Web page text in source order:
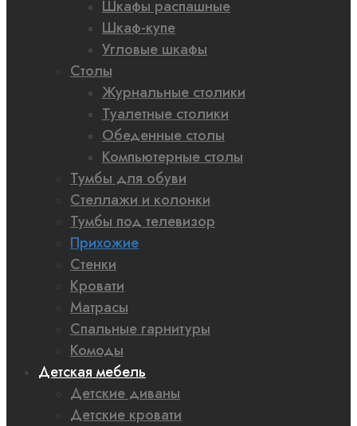
Шкафы распашные
Шкаф-купе
Угловые шкафы
Столы
Журнальные столики
Туалетные столики
Обеденные столы
Компьютерные столы
Тумбы для обуви
Стеллажи и колонки
Тумбы под телевизор
Прихожие
Стенки
Кровати
Матрасы
Спальные гарнитуры
Комоды
Детская мебель
Детские диваны
Детские кровати